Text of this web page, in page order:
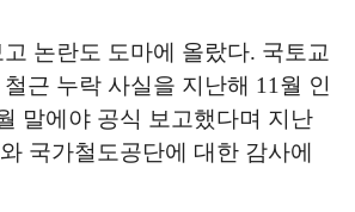
논란도 도마에 올랐다. 국토교
근 누락 사실을 지난해 11월 인
말에야 공식 보고했다며 지난
국가철도공단에 대한 감사에